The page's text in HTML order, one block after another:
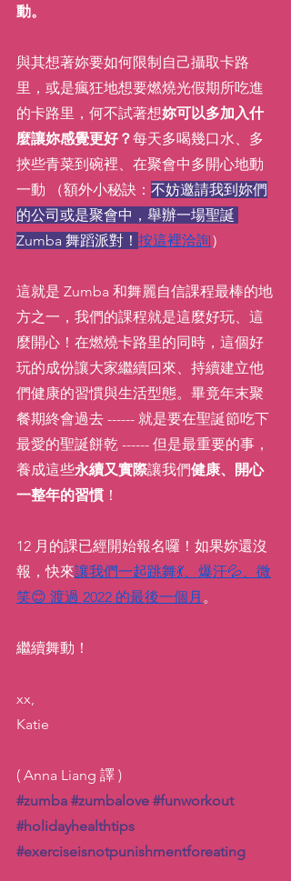
動。
與其想著妳要如何限制自己攝取卡路
里，或是瘋狂地想要燃燒光假期所吃進
的卡路里，何不試著想妳可以多加入什
麼讓妳感覺更好？每天多喝幾口水、多
挾些青菜到碗裡、在聚會中多開心地動
一動 （額外小秘訣： 不妨邀請我到妳們
的公司或是聚會中，舉辦一場聖誕
Zumba 舞蹈派對！ 按這裡洽詢）
這就是 Zumba 和舞麗自信課程最棒的地
方之一，我們的課程就是這麼好玩、這
麼開心！在燃燒卡路里的同時，這個好
玩的成份讓大家繼續回來、持續建立他
們健康的習慣與生活型態。畢竟年末聚
餐期終會過去 ------ 就是要在聖誕節吃下
最愛的聖誕餅乾 ------ 但是最重要的事，
養成這些永續又實際讓我們健康、開心
一整年的習慣 ！
12 月的課已經開始報名囉！如果妳還沒
報，快來讓我們一起跳舞💃、爆汗💦、微
笑😊 渡過 2022 的最後一個月 。
繼續舞動！
xx,
Katie
( Anna Liang 譯 )
#zumba #zumbalove #funworkout
#holidayhealthtips
#exerciseisnotpunishmentforeating